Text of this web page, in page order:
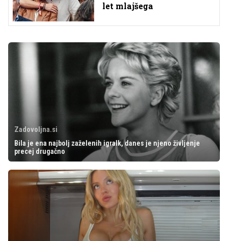
let mlajšega
Zadovoljna.si
Bila je ena najbolj zaželenih igralk, danes je njeno življenje
precej drugačno